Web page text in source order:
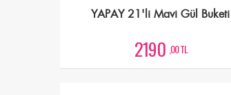
YAPAY 21'li Mavi Gül Buketi
2190 ,00 TL